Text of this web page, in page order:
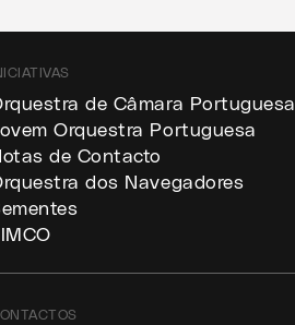
de Câmara Portuguesa
Orquestra Portuguesa
de Contacto
dos Navegadores